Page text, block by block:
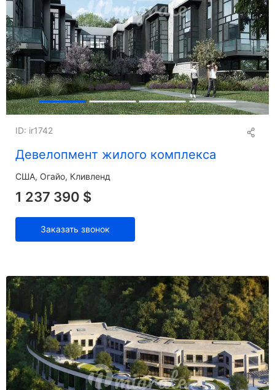
Девелопмент жилого комплекса
ID: ir1742
США, Огайо, Кливленд
1 237 390 $
Заказать звонок